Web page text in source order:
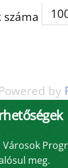
Powered by
meg.